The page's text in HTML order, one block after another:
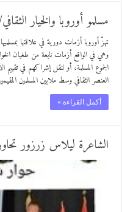
مسلمو أوروبا والخيار
تهزّ أوروبا أزمات دورية في علاقتها
وهي في الواقع أزمات نابعة من طغيان
الجموع المسلمة، أو لنقل إشراكهم في
العنصر الثقافي وسط ملايين المسلمين
أكمل القراءة »
الشاعرة ليلاس زرزور